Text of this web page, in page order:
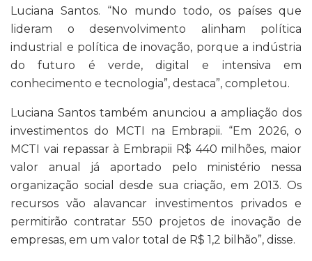
Luciana Santos. “No mundo todo, os países que
lideram o desenvolvimento alinham política
industrial e política de inovação, porque a indústria
do futuro é verde, digital e intensiva em
conhecimento e tecnologia”, destaca”, completou.
Luciana Santos também anunciou a ampliação dos
investimentos do MCTI na Embrapii. “Em 2026, o
MCTI vai repassar à Embrapii R$ 440 milhões, maior
valor anual já aportado pelo ministério nessa
organização social desde sua criação, em 2013. Os
recursos vão alavancar investimentos privados e
permitirão contratar 550 projetos de inovação de
empresas, em um valor total de R$ 1,2 bilhão”, disse.